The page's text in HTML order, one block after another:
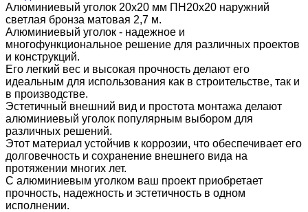
Алюминиевый уголок 20х20 мм ПН20х20 наружний
светлая бронза матовая 2,7 м.
Алюминиевый уголок - надежное и
многофункциональное решение для различных проектов
и конструкций.
Его легкий вес и высокая прочность делают его
идеальным для использования как в строительстве, так и
в производстве.
Эстетичный внешний вид и простота монтажа делают
алюминиевый уголок популярным выбором для
различных решений.
Этот материал устойчив к коррозии, что обеспечивает его
долговечность и сохранение внешнего вида на
протяжении многих лет.
С алюминиевым уголком ваш проект приобретает
прочность, надежность и эстетичность в одном
исполнении.